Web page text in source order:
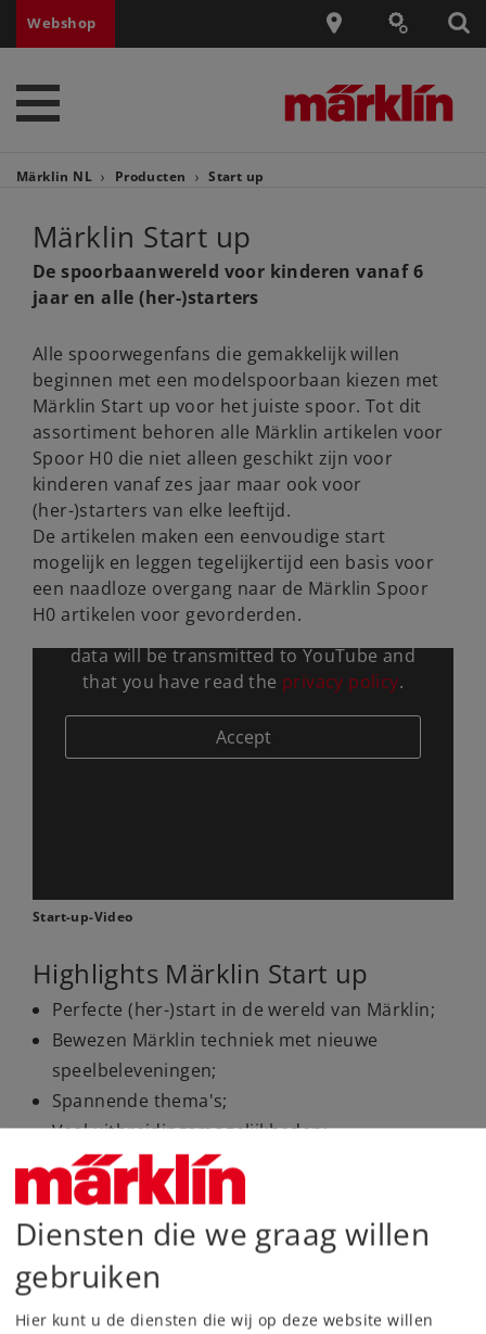
Webshop
Märklin NL Producten Start up
Märklin Start up
De spoorbaanwereld voor kinderen vanaf 6
jaar en alle (her-)starters
Alle spoorwegenfans die gemakkelijk willen
beginnen met een modelspoorbaan kiezen met
Märklin Start up voor het juiste spoor. Tot dit
assortiment behoren alle Märklin artikelen voor
Spoor H0 die niet alleen geschikt zijn voor
kinderen vanaf zes jaar maar ook voor
(her-)starters van elke leeftijd.
De artikelen maken een eenvoudige start
mogelijk en leggen tegelijkertijd een basis voor
een naadloze overgang naar de Märklin Spoor
H0 artikelen voor gevorderden.
By calling the video you agree that your
data will be transmitted to YouTube and
that you have read the privacy policy.
Start-up-Video
Highlights Märklin Start up
Perfecte (her-)start in de wereld van Märklin;
Bewezen Märklin techniek met nieuwe
speelbeleveningen;
Spannende thema's;
Veel uitbreidingsmogelijkheden;
Hoogwaardig Märklin C-railssysteem, dat ook
bij Märklin H0 wordt gebruikt;
Locomotieven en wagens passen bij de
Märklin H0 modellen.
Diensten die we graag willen
gebruiken
Hier kunt u de diensten die wij op deze website willen